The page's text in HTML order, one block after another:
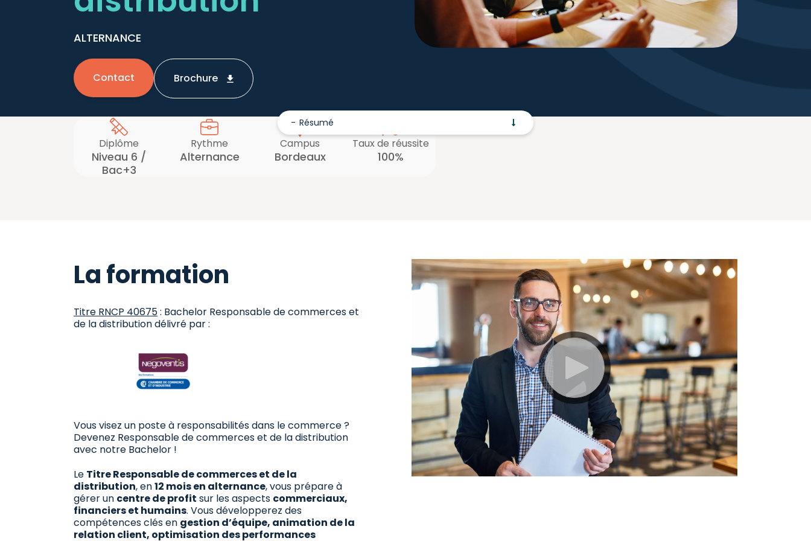
ALTERNANCE
Contact Brochure
Résumé
Diplôme
Niveau 6 /
Bac+3
Rythme
Alternance
Campus
Bordeaux
Taux de réussite
100%
La formation
Titre RNCP 40675: Bachelor Responsable de commerces et
de la distribution délivré par :
Vous visez un poste à responsabilités dans le commerce ?
Devenez Responsable de commerces et de la distribution
avec notre Bachelor !
Le Titre Responsable de commerces et de la
distribution, en12 mois en alternance, vous prépare à
gérer un centre de profit sur les aspects commerciaux,
financiers et humains. Vous développerez des
compétences clés en gestion d’équipe, animation de la
relation client, optimisation des performances